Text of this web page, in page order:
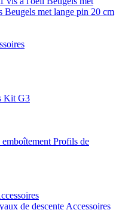
Beugels met lange pin 20 cm
Kit G3
Profils de
de descente Accessoires